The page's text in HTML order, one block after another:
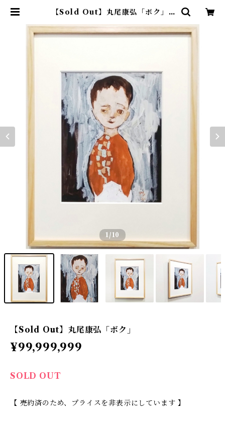
【Sold Out】丸尾康弘「ボク」 |
1/10
【Sold Out】丸尾康弘「ボク」
¥99,999,999
SOLD OUT
【 売約済のため、プライスを非表示にしています 】